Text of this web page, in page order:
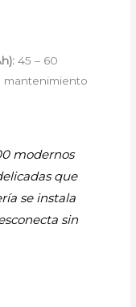
45 – 60
modernos
que
se instala
sin